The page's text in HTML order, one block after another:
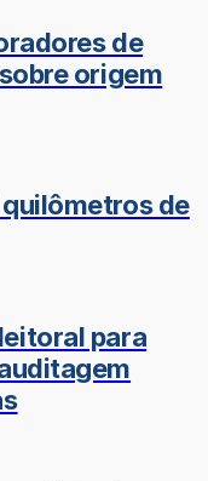
de
origem
quilômetros de
para